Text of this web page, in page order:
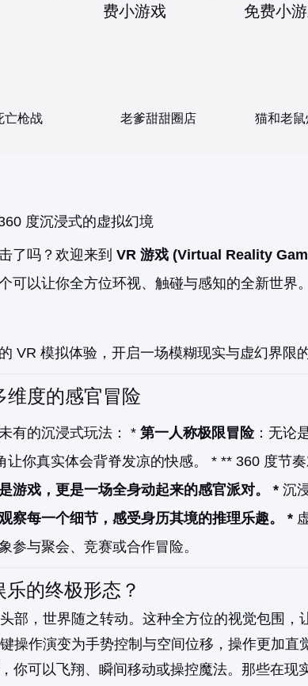
亡枪战 老爹甜甜圈店 猫和老
度沉浸式的虚拟幻境
了吗？欢迎来到 VR 游戏 (Virtual Reality
可以让你全方位环视、触碰与感知的全新世界
VR 模拟体验，开启一场模糊现实与虚幻界限
维度的感官冒险
有的沉浸式玩法： * 第一人称极限冒险：无论
让你真实体会背脊发凉的快感。 * ** 360 度节
游戏，更是一场全身动起来的感官派对。 * 沉
察每一个细节，感受身历其境的推理乐趣。 *
参与聚会、竞赛或合作冒险。
的终极形态？
部，世界随之转动。这种全方位的视觉包围，
操作演变为手势控制与空间位移，操作更加直
你可以飞翔、瞬间移动或操控魔法。那些在